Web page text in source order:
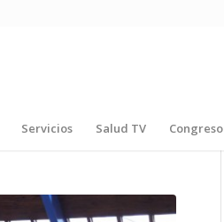
Servicios Salud TV Congreso